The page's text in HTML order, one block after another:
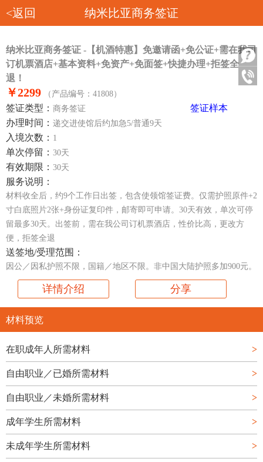
纳米比亚商务签证
<返回
纳米比亚商务签证 -【机酒特惠】免邀请函+免公证+需在我司
订机票酒店+基本资料+免资产+免面签+快捷办理+拒签全
退！
￥2299 （产品编号：41808）
签证类型： 商务签证
签证样本
办理时间： 递交进使馆后约加急5/普通9天
入境次数： 1
单次停留： 30天
有效期限： 30天
服务说明：
材料收全后，约9个工作日出签，包含使领馆签证费。仅需护照原件+2
寸白底照片2张+身份证复印件，邮寄即可申请。30天有效，单次可停
留最多30天。出签前，需在我公司订机票酒店，性价比高，更改方
便，拒签全退
送签地/受理范围：
因公／因私护照不限，国籍／地区不限。非中国大陆护照多加900元。
详情介绍 分享
材料预览
在职成年人所需材料 >
自由职业／已婚所需材料 >
自由职业／未婚所需材料 >
成年学生所需材料 >
未成年学生所需材料 >